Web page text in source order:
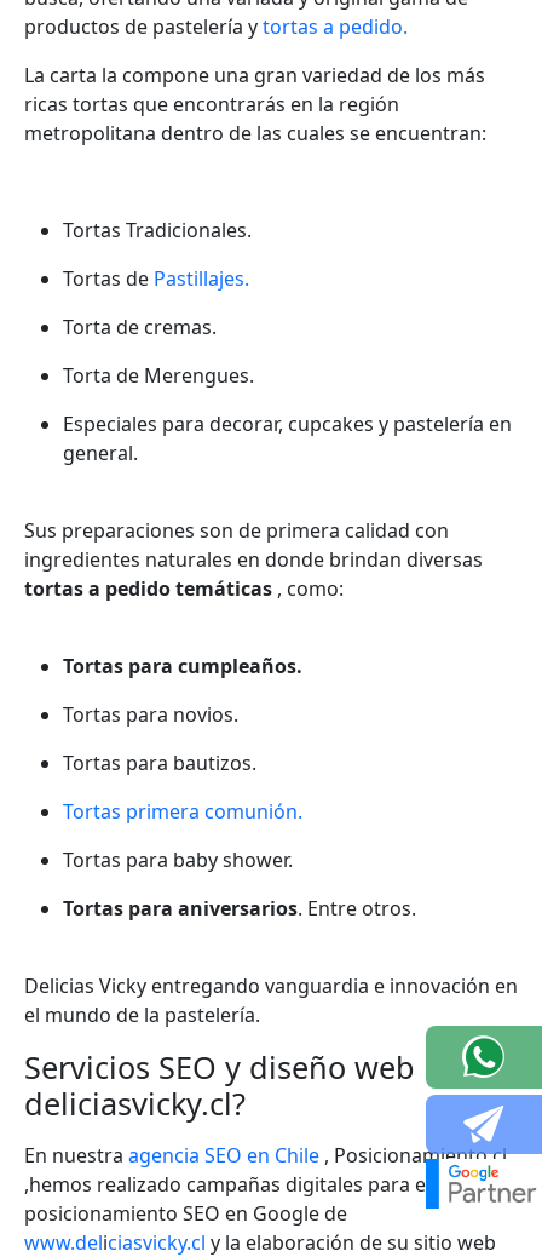
productos de pastelería ytortas a pedido.
La carta la compone una gran variedad de los más
ricas tortas que encontrarás en la región
metropolitana dentro de las cuales se encuentran:
Tortas Tradicionales.
Tortas de Pastillajes.
Torta de cremas.
Torta de Merengues.
Especiales para decorar, cupcakes y pastelería en
general.
Sus preparaciones son de primera calidad con
ingredientes naturales en donde brindan diversas
tortas a pedido temáticas , como:
Tortas para cumpleaños.
Tortas para novios.
Tortas para bautizos.
Tortas primera comunión.
Tortas para baby shower.
Tortas para aniversarios. Entre otros.
Delicias Vicky entregando vanguardia e innovación en
el mundo de la pastelería.
Servicios SEO y diseño web
deliciasvicky.cl?
En nuestra agencia SEO en Chile , Posicionamiento.cl
,hemos realizado campañas digitales para el
posicionamiento SEO en Google de
www.deliciasvicky.cl y la elaboración de su sitio web